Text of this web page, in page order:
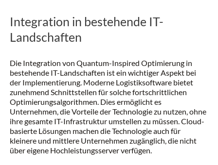
Integration in bestehende IT-
Landschaften
Die Integration von Quantum-Inspired Optimierung in
bestehende IT-Landschaften ist ein wichtiger Aspekt bei
der Implementierung. Moderne Logistiksoftware bietet
zunehmend Schnittstellen für solche fortschrittlichen
Optimierungsalgorithmen. Dies ermöglicht es
Unternehmen, die Vorteile der Technologie zu nutzen, ohne
ihre gesamte IT-Infrastruktur umstellen zu müssen. Cloud-
basierte Lösungen machen die Technologie auch für
kleinere und mittlere Unternehmen zugänglich, die nicht
über eigene Hochleistungsserver verfügen.